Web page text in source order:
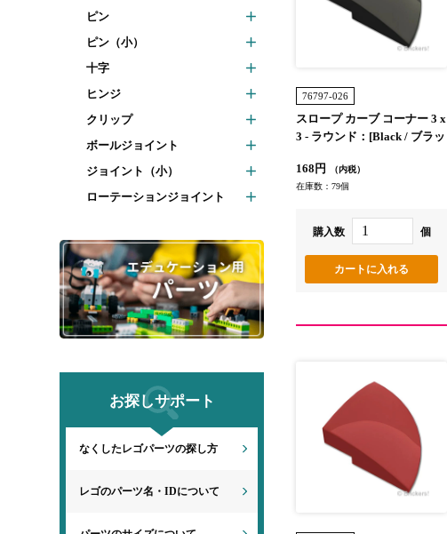
ピン
ピン（小）
十字
ヒンジ
クリップ
ボールジョイント
ジョイント（小）
ローテーションジョイント
お探しサポート
なくしたレゴパーツの探し方
レゴのパーツ名・IDについて
76797-026
スロープ カーブ コーナー 3 x
3 - ラウンド：[Black / ブラッ
168円
（内税）
在庫数：79個
購入数 個